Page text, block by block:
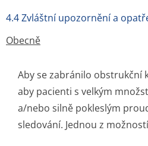
4.4 Zvláštní upozornění a
Obecně
Aby se zabránilo obstrukční
aby pacienti s velkým
a/nebo silně pokleslým
sledování. Jednou z